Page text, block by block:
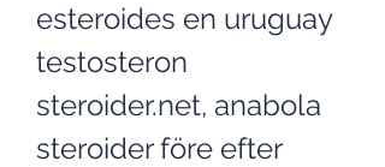
esteroides en uruguay
testosteron
steroider.net, anabola
steroider före efter